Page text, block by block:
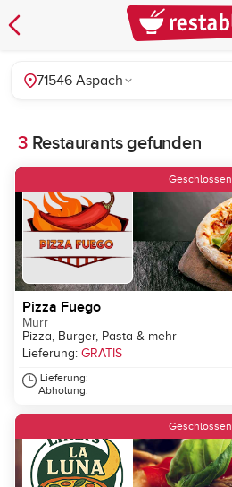
71546 Aspach
3Restaurants gefunden
Geschlossen
Pizza Fuego
Murr
Pizza, Burger, Pasta & mehr
Lieferung: GRATIS
Lieferung:
Abholung:
Geschlossen